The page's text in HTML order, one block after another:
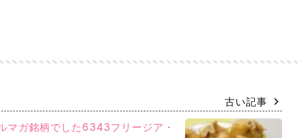
古い記事
マガ銘柄でした6343フリージア・